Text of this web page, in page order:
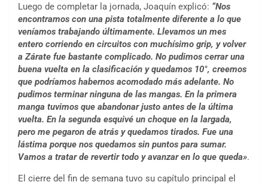
Luego de completar la jornada, Joaquín explicó: “Nos
encontramos con una pista totalmente diferente a lo que
veníamos trabajando últimamente. Llevamos un mes
entero corriendo en circuitos con muchísimo grip, y volver
a Zárate fue bastante complicado. No pudimos cerrar una
buena vuelta en la clasificación y quedamos 10°, creemos
que podríamos habernos acomodado más adelante. No
pudimos terminar ninguna de las mangas. En la primera
manga tuvimos que abandonar justo antes de la última
vuelta. En la segunda esquivé un choque en la largada,
pero me pegaron de atrás y quedamos tirados. Fue una
lástima porque nos quedamos sin puntos para sumar.
Vamos a tratar de revertir todo y avanzar en lo que queda».
El cierre del fin de semana tuvo su capítulo principal el